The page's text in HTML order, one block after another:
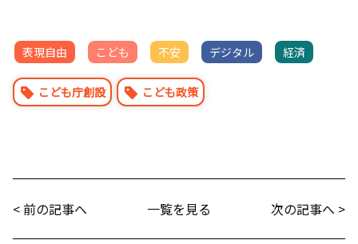
表現自由 こども 不安 デジタル 経済
こども庁創設 こども政策
< 前の記事へ 一覧を見る 次の記事へ >